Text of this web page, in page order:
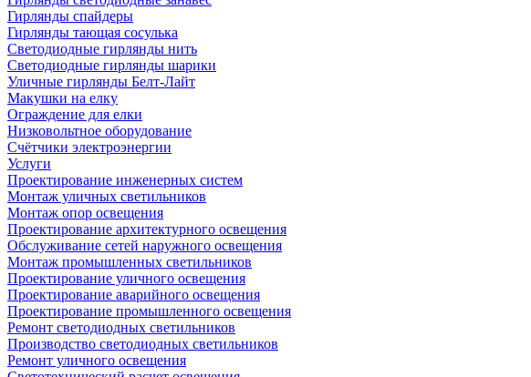
Гирлянды спайдеры
Гирлянды тающая сосулька
Светодиодные гирлянды нить
Светодиодные гирлянды шарики
Уличные гирлянды Белт-Лайт
Макушки на елку
Ограждение для елки
Низковольтное оборудование
Счётчики электроэнергии
Услуги
Проектирование инженерных систем
Монтаж уличных светильников
Монтаж опор освещения
Проектирование архитектурного освещения
Обслуживание сетей наружного освещения
Монтаж промышленных светильников
Проектирование уличного освещения
Проектирование аварийного освещения
Проектирование промышленного освещения
Ремонт светодиодных светильников
Производство светодиодных светильников
Ремонт уличного освещения